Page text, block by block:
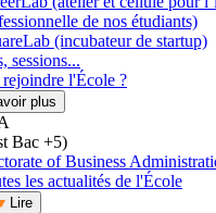
de nos étudiants)
(incubateur de startup)
sessions...
l'École ?
plus
Bac +5)
of Business
les actualités de l'École
Lire